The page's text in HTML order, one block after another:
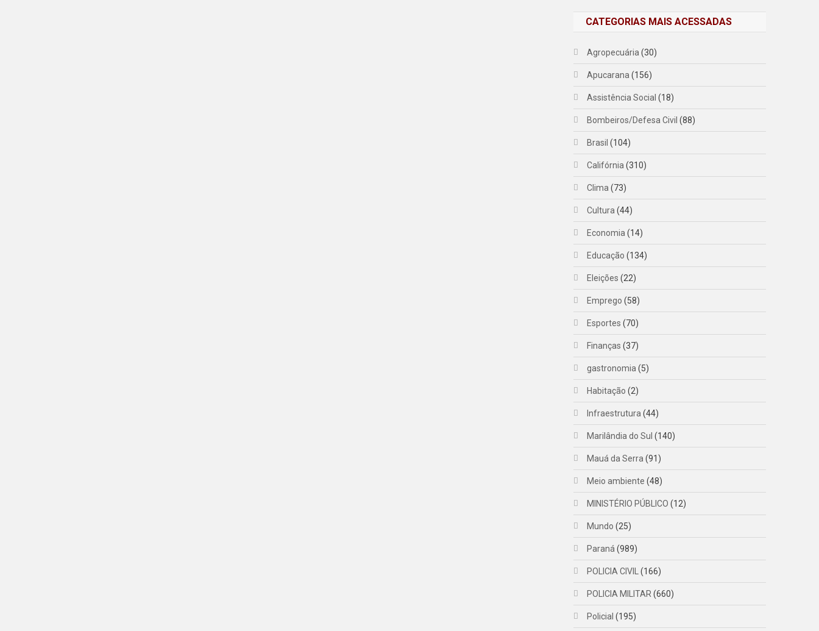
CATEGORIAS MAIS ACESSADAS
Agropecuária (30)
Apucarana (156)
Assistência Social (18)
Bombeiros/Defesa Civil (88)
Brasil (104)
Califórnia (310)
Clima (73)
Cultura (44)
Economia (14)
Educação (134)
Eleições (22)
Emprego (58)
Esportes (70)
Finanças (37)
gastronomia (5)
Habitação (2)
Infraestrutura (44)
Marilândia do Sul (140)
Mauá da Serra (91)
Meio ambiente (48)
MINISTÉRIO PÚBLICO (12)
Mundo (25)
Paraná (989)
POLICIA CIVIL (166)
POLICIA MILITAR (660)
Policial (195)